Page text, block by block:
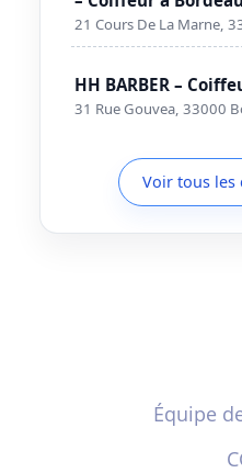
21 Cours De La Marne,
HH BARBER –
31 Rue Gouvea, 33000
Voir tous les
Équipe